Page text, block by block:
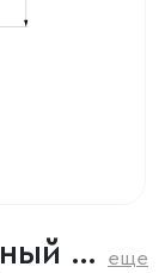
Накладной светодиодный светильник еще